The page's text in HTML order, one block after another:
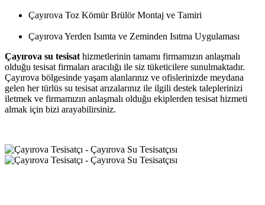
Çayırova Toz Kömür Brülör Montaj ve Tamiri
Çayırova Yerden Isımta ve Zeminden Isıtma Uygulaması
Çayırova su tesisat hizmetlerinin tamamı firmamızın anlaşmalı
olduğu tesisat firmaları aracılığı ile siz tüketicilere sunulmaktadır.
Çayırova bölgesinde yaşam alanlarınız ve ofislerinizde meydana
gelen her türlüs su tesisat arızalarınız ile ilgili destek taleplerinizi
iletmek ve firmamızın anlaşmalı olduğu ekiplerden tesisat hizmeti
almak için bizi arayabilirsiniz.